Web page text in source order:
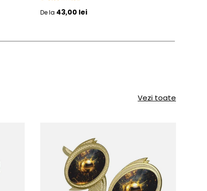
Pret initial
De la 43,00 lei
Vezi toate